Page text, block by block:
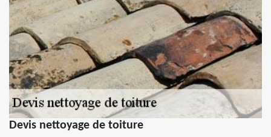
Devis nettoyage de toiture